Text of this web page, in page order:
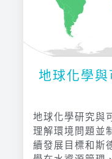
地球化學
地球化學研究與
理解環境問題並
續發展目標和斯